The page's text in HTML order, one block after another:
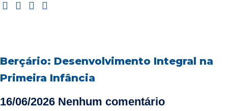
Berçário: Desenvolvimento Integral na
Primeira Infância
16/06/2026 Nenhum comentário